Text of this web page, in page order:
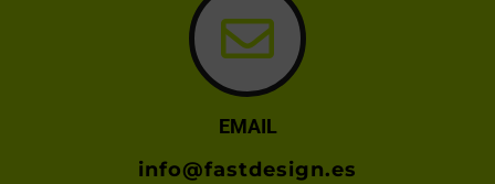
EMAIL
info@fastdesign.es